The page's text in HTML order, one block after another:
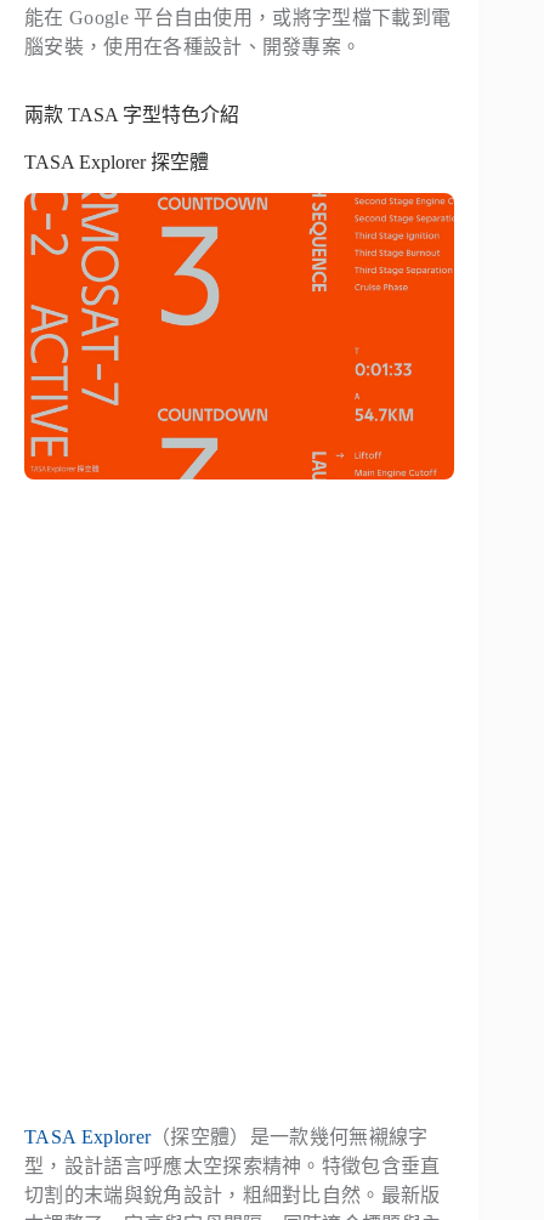
能在 Google 平台自由使用，或將字型檔下載到電
腦安裝，使用在各種設計、開發專案。
兩款 TASA 字型特色介紹
TASA Explorer 探空體
TASA Explorer（探空體）是一款幾何無襯線字
型，設計語言呼應太空探索精神。特徵包含垂直
切割的末端與銳角設計，粗細對比自然。最新版